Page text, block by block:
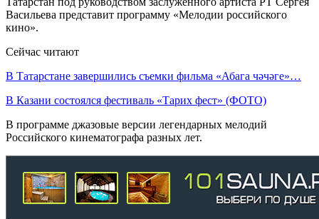
Васильева представит программу «Мелодии российского
кино».
Сейчас читают
В Татарстане завершились съемки фильма «Абага чәчәге»…
В Казани состоялся фестиваль «Тарих фест» (ФОТО)
В программе джазовые версии легендарных мелодий
Российского кинематографа разных лет.